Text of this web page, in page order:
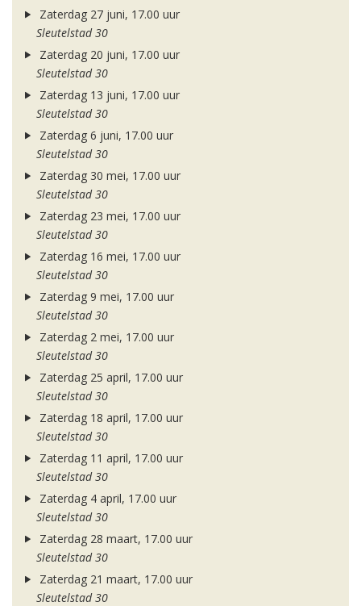
Zaterdag 27 juni, 17.00 uur
Sleutelstad 30
Zaterdag 20 juni, 17.00 uur
Sleutelstad 30
Zaterdag 13 juni, 17.00 uur
Sleutelstad 30
Zaterdag 6 juni, 17.00 uur
Sleutelstad 30
Zaterdag 30 mei, 17.00 uur
Sleutelstad 30
Zaterdag 23 mei, 17.00 uur
Sleutelstad 30
Zaterdag 16 mei, 17.00 uur
Sleutelstad 30
Zaterdag 9 mei, 17.00 uur
Sleutelstad 30
Zaterdag 2 mei, 17.00 uur
Sleutelstad 30
Zaterdag 25 april, 17.00 uur
Sleutelstad 30
Zaterdag 18 april, 17.00 uur
Sleutelstad 30
Zaterdag 11 april, 17.00 uur
Sleutelstad 30
Zaterdag 4 april, 17.00 uur
Sleutelstad 30
Zaterdag 28 maart, 17.00 uur
Sleutelstad 30
Zaterdag 21 maart, 17.00 uur
Sleutelstad 30